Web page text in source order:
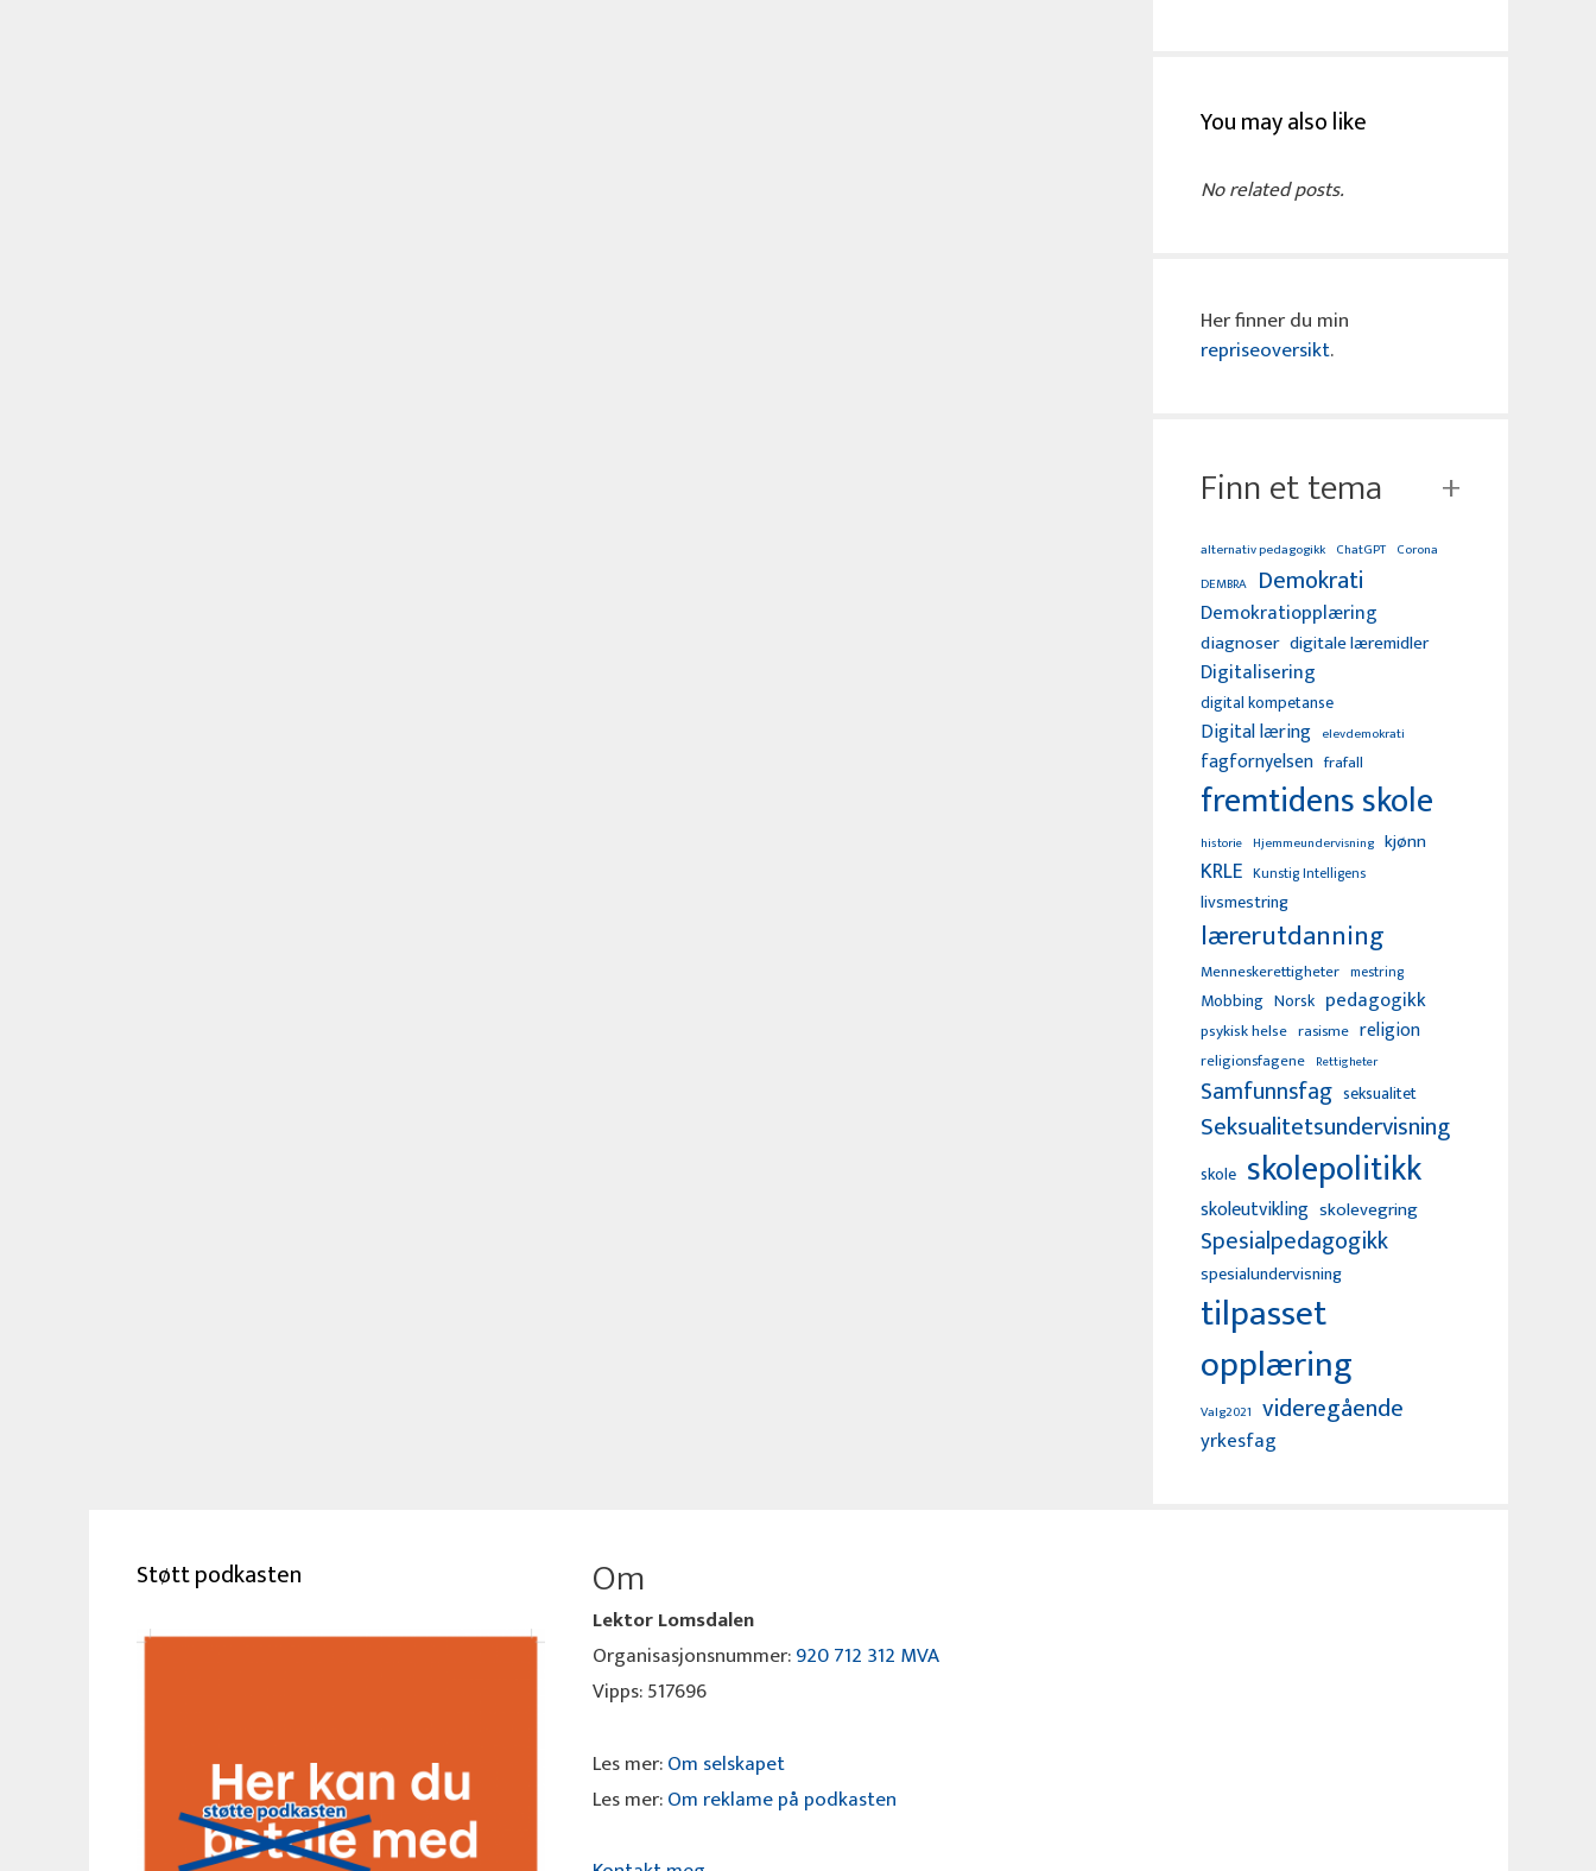
You may also like
No related posts.
Her finner du min
repriseoversikt.
Finn et tema
alternativ pedagogikk ChatGPT Corona
DEMBRA Demokrati
Demokratiopplæring
diagnoser digitale læremidler
Digitalisering
digital kompetanse
Digital læring elevdemokrati
fagfornyelsen frafall
fremtidens skole
historie Hjemmeundervisning kjønn
KRLE Kunstig Intelligens
livsmestring
lærerutdanning
Menneskerettigheter mestring
Mobbing Norsk pedagogikk
psykisk helse rasisme religion
religionsfagene Rettigheter
Samfunnsfag seksualitet
Seksualitetsundervisning
skole skolepolitikk
skoleutvikling skolevegring
Spesialpedagogikk
spesialundervisning
tilpasset
opplæring
Valg2021 videregående
yrkesfag
Støtt podkasten Om
Lektor Lomsdalen
Organisasjonsnummer:920 712 312 MVA
Vipps: 517696
Les mer:Om selskapet
Les mer:Om reklame på podkasten